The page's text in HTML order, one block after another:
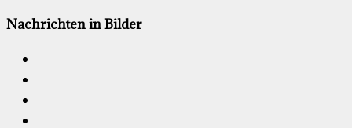
Nachrichten in Bilder